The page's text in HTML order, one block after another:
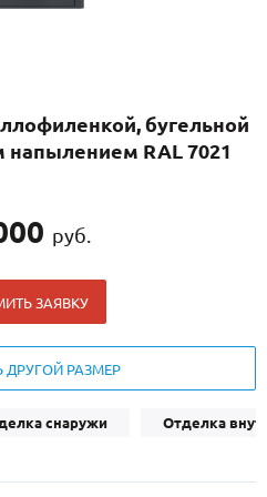
бугельной
RAL 7021
руб.
ЗАЯВКУ
ДРУГОЙ РАЗМЕР
снаружи Отделка